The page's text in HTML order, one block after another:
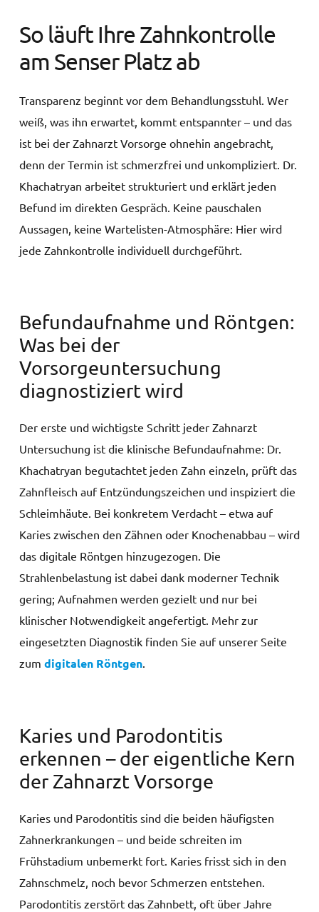
So läuft Ihre Zahnkontrolle
am Senser Platz ab
Transparenz beginnt vor dem Behandlungsstuhl. Wer
weiß, was ihn erwartet, kommt entspannter – und das
ist bei der Zahnarzt Vorsorge ohnehin angebracht,
denn der Termin ist schmerzfrei und unkompliziert. Dr.
Khachatryan arbeitet strukturiert und erklärt jeden
Befund im direkten Gespräch. Keine pauschalen
Aussagen, keine Wartelisten-Atmosphäre: Hier wird
jede Zahnkontrolle individuell durchgeführt.
Befundaufnahme und Röntgen:
Was bei der
Vorsorgeuntersuchung
diagnostiziert wird
Der erste und wichtigste Schritt jeder Zahnarzt
Untersuchung ist die klinische Befundaufnahme: Dr.
Khachatryan begutachtet jeden Zahn einzeln, prüft das
Zahnfleisch auf Entzündungszeichen und inspiziert die
Schleimhäute. Bei konkretem Verdacht – etwa auf
Karies zwischen den Zähnen oder Knochenabbau – wird
das digitale Röntgen hinzugezogen. Die
Strahlenbelastung ist dabei dank moderner Technik
gering; Aufnahmen werden gezielt und nur bei
klinischer Notwendigkeit angefertigt. Mehr zur
eingesetzten Diagnostik finden Sie auf unserer Seite
zum digitalen Röntgen.
Karies und Parodontitis
erkennen – der eigentliche Kern
der Zahnarzt Vorsorge
Karies und Parodontitis sind die beiden häufigsten
Zahnerkrankungen – und beide schreiten im
Frühstadium unbemerkt fort. Karies frisst sich in den
Zahnschmelz, noch bevor Schmerzen entstehen.
Parodontitis zerstört das Zahnbett, oft über Jahre